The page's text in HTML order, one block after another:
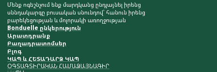
Մենք ոգեշնչում ենք մարդկանց ընդլայնել իրենց
սննդակարգը բուսական սնունդով՝ հանուն իրենց
բարեկեցության և մոլորակի առողջության
Bonduelle ընկերություն
Արատդրանք
Բաղադրատոմսեր
Բլոգ
ԿԱՊ և ՀԵՏԱԴԱՐՁ ԿԱՊ
ՕԳՏԱԳՏԻՐԱԿԱՆ ՀԱՄԱՁԱՅՆԱԳԻՐ